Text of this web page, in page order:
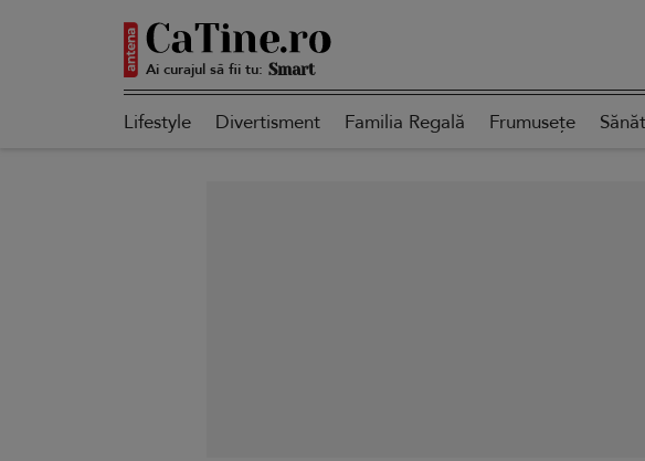
Ai curajul să fii tu: Autentică
Lifestyle Divertisment Familia Regală Frumusețe